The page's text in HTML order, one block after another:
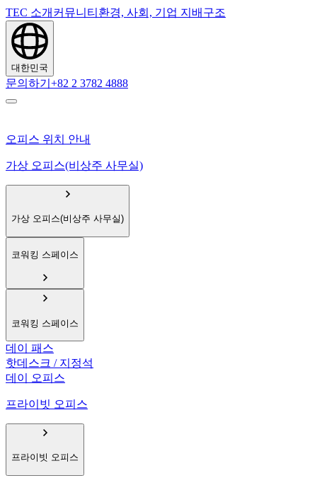
TEC 소개 커뮤니티 환경, 사회, 기업 지배구조
대한민국
문의하기 +82 2 3782 4888
오피스 위치 안내
가상 오피스(비상주 사무실)
가상 오피스(비상주 사무실)
코워킹 스페이스
코워킹 스페이스
데이 패스
핫데스크 / 지정석
데이 오피스
프라이빗 오피스
프라이빗 오피스